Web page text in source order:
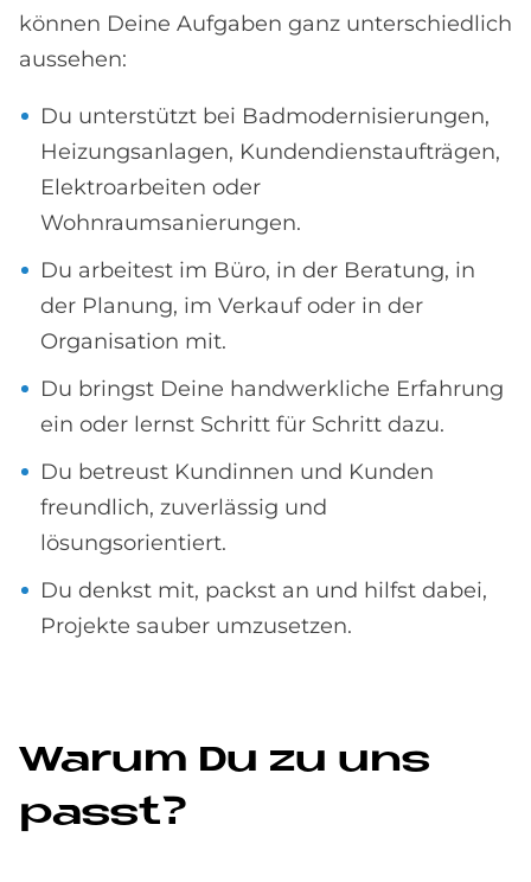
können Deine Aufgaben ganz unterschiedlich
aussehen:
Du unterstützt bei Badmodernisierungen,
Heizungsanlagen, Kundendienstaufträgen,
Elektroarbeiten oder
Wohnraumsanierungen.
Du arbeitest im Büro, in der Beratung, in
der Planung, im Verkauf oder in der
Organisation mit.
Du bringst Deine handwerkliche Erfahrung
ein oder lernst Schritt für Schritt dazu.
Du betreust Kundinnen und Kunden
freundlich, zuverlässig und
lösungsorientiert.
Du denkst mit, packst an und hilfst dabei,
Projekte sauber umzusetzen.
Wa­rum Du zu uns
passt?